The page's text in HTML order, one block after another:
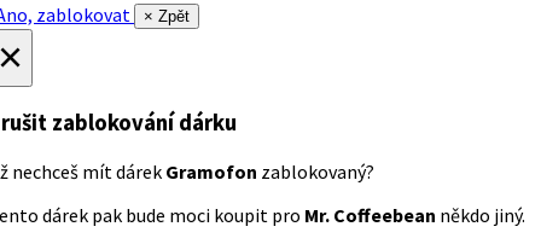
zablokovat
× Zpět
zablokování dárku
nechceš mít dárek Gramofon zablokovaný?
dárek pak bude moci koupit pro Mr. Coffeebean někdo jiný.